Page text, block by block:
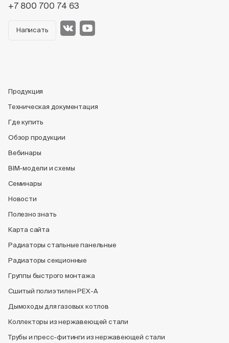
+7 800 700 74 63
Написать
Продукция
Техническая документация
Где купить
Обзор продукции
Вебинары
BIM-модели и схемы
Семинары
Новости
Полезно знать
Карта сайта
Радиаторы стальные панельные
Радиаторы секционные
Группы быстрого монтажа
Сшитый полиэтилен PEX-A
Дымоходы для газовых котлов
Коллекторы из нержавеющей стали
Трубы и пресс-фитинги из нержавеющей стали